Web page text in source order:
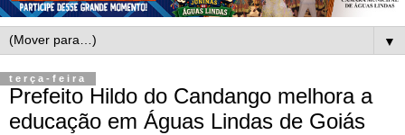
▼
terça-feira
Prefeito Hildo do Candango melhora a
educação em Águas Lindas de Goiás